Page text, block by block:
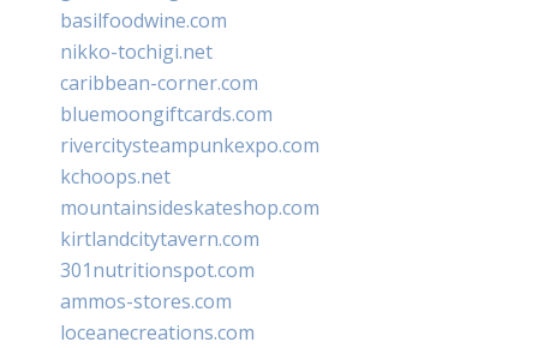
basilfoodwine.com
nikko-tochigi.net
caribbean-corner.com
bluemoongiftcards.com
rivercitysteampunkexpo.com
kchoops.net
mountainsideskateshop.com
kirtlandcitytavern.com
301nutritionspot.com
ammos-stores.com
loceanecreations.com